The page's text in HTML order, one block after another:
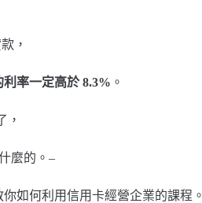
，
率一定高於 8.3% 。
，
麼的。–
如何利用信用卡經營企業的課程。